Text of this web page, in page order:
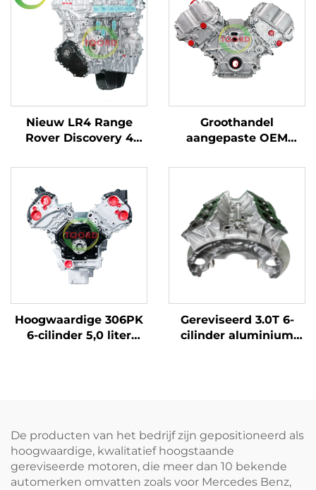
Nieuw LR4 Range
Rover Discovery 4
(L405) 3.0T 6 Cilinder
Diesel Motorcompleet
PT306 Automobiel
Product
Groothandel
aangepaste OEM
hoogwaardig 4.4L V8
BMW M5 M6
rechtstreeks uit
fabriek
Hoogwaardige 306PK
6-cilinder 5,0 liter
Gereviseerd 3.0T 6-
cilinder aluminium
De producten van het bedrijf zijn gepositioneerd als
hoogwaardige, kwalitatief hoogstaande
gereviseerde motoren, die meer dan 10 bekende
automerken omvatten zoals voor Mercedes Benz,